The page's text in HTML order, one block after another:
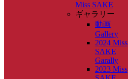
Miss SAKE
ギャラリー
動画
Gallery
2024 Miss
SAKE
Garally
2023 Miss